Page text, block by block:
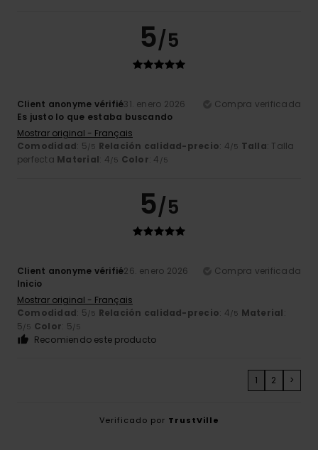
5/5
Client anonyme vérifié31. enero 2026
Compra verificada
Es justo lo que estaba buscando
Mostrar original - Français
Comodidad: 5/5 Relación calidad-precio: 4/5 Talla: Talla
perfecta Material: 4/5 Color: 4 /5
5/5
Client anonyme vérifié26. enero 2026
Compra verificada
Inicio
Mostrar original - Français
Comodidad: 5/5 Relación calidad-precio: 4/5 Material:
5/5 Color: 5/5
Recomiendo este producto
1 2 >
Verificado por TrustVille